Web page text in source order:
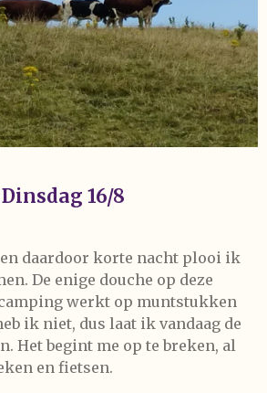
Dinsdag 16/8
daardoor korte nacht plooi ik
De enige douche op deze
werkt op muntstukken
ik niet, dus laat ik vandaag de
Het begint me op te breken, al
en fietsen.